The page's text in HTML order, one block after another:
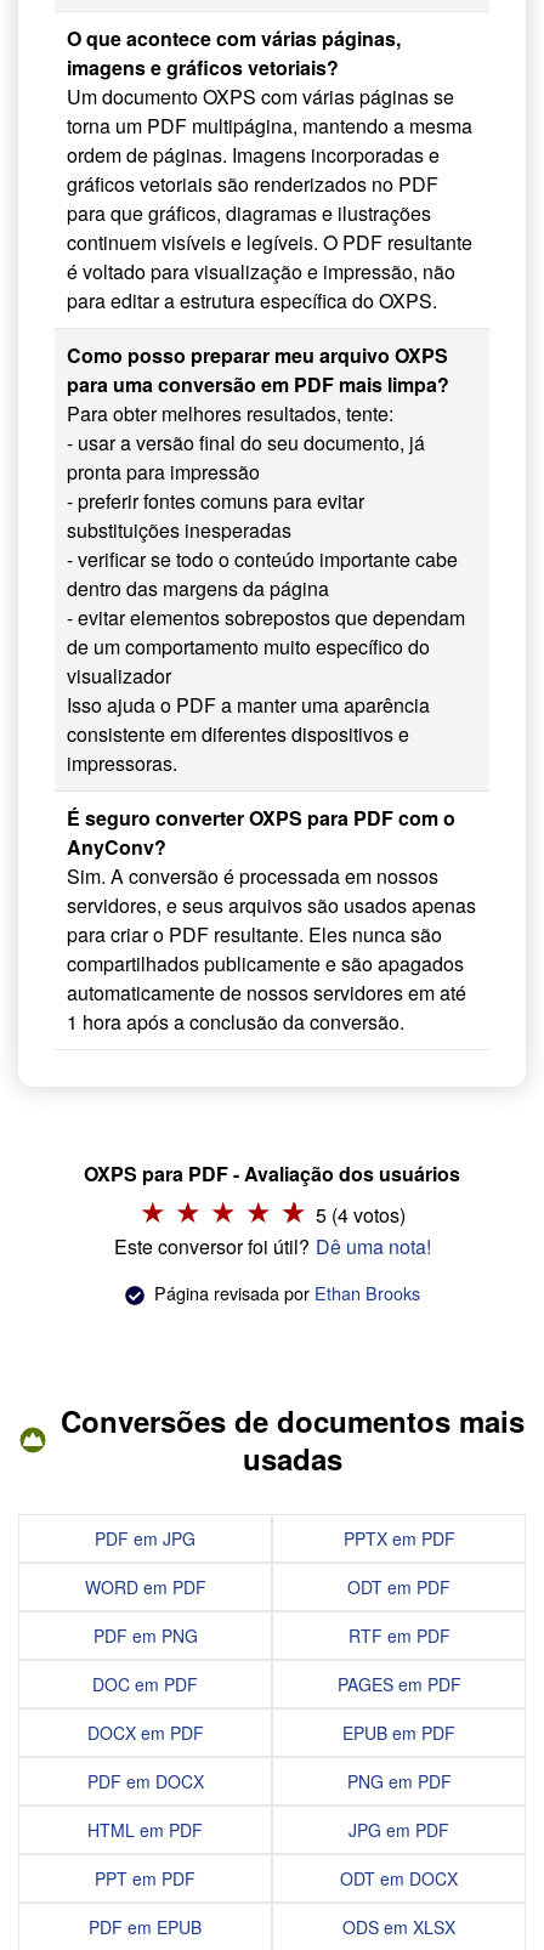
O que acontece com várias páginas,
imagens e gráficos vetoriais?
Um documento OXPS com várias páginas se
torna um PDF multipágina, mantendo a mesma
ordem de páginas. Imagens incorporadas e
gráficos vetoriais são renderizados no PDF
para que gráficos, diagramas e ilustrações
continuem visíveis e legíveis. O PDF resultante
é voltado para visualização e impressão, não
para editar a estrutura específica do OXPS.
Como posso preparar meu arquivo OXPS
para uma conversão em PDF mais limpa?
Para obter melhores resultados, tente:
- usar a versão final do seu documento, já
pronta para impressão
- preferir fontes comuns para evitar
substituições inesperadas
- verificar se todo o conteúdo importante cabe
dentro das margens da página
- evitar elementos sobrepostos que dependam
de um comportamento muito específico do
visualizador
Isso ajuda o PDF a manter uma aparência
consistente em diferentes dispositivos e
impressoras.
É seguro converter OXPS para PDF com o
AnyConv?
Sim. A conversão é processada em nossos
servidores, e seus arquivos são usados apenas
para criar o PDF resultante. Eles nunca são
compartilhados publicamente e são apagados
automaticamente de nossos servidores em até
1 hora após a conclusão da conversão.
OXPS para PDF - Avaliação dos usuários
5 (4 votos)
Este conversor foi útil? Dê uma nota!
Página revisada por Ethan Brooks
Conversões de documentos mais
usadas
PDF em JPG
WORD em PDF
PDF em PNG
DOC em PDF
DOCX em PDF
PDF em DOCX
HTML em PDF
PPT em PDF
PDF em EPUB
PPTX em PDF
ODT em PDF
RTF em PDF
PAGES em PDF
EPUB em PDF
PNG em PDF
JPG em PDF
ODT em DOCX
ODS em XLSX